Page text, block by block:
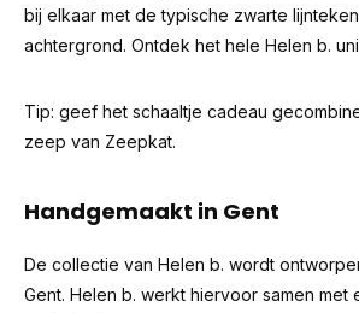
bij elkaar met de typische zwarte
achtergrond. Ontdek het hele Helen b.
Tip: geef het schaaltje cadeau
zeep van Zeepkat.
Handgemaakt in Gent
De collectie van Helen b. wordt
Gent. Helen b. werkt hiervoor samen met